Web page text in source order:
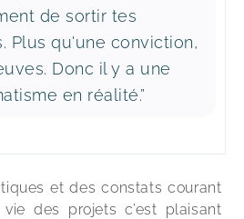
de sortir tes
Plus qu'une conviction,
Donc il y a une
en réalité.”
et des constats courant
des projets c’est plaisant